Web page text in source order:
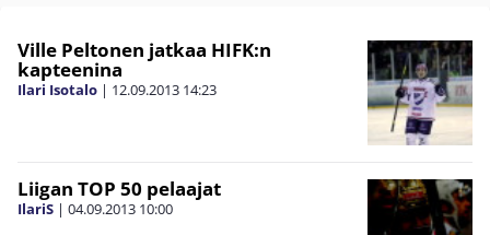
Ville Peltonen jatkaa HIFK:n
kapteenina
Ilari Isotalo | 12.09.2013 14:23
Liigan TOP 50 pelaajat
IlariS | 04.09.2013 10:00